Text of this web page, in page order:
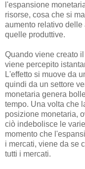
l'espansione
risorse, cosa che si
aumento relativo delle
quelle produttive.
Quando viene creato
viene percepito
L'effetto si muove da
quindi da un settore
monetaria genera
tempo. Una volta che
posizione monetaria,
ciò indebolisce le
momento che
i mercati, viene da se
tutti i mercati.